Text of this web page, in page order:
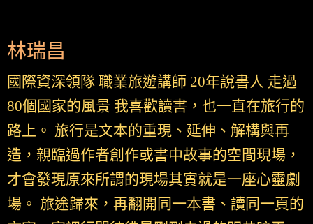
林瑞昌
國際資深領隊 職業旅遊講師 20年說書人 走過
80個國家的風景 我喜歡讀書，也一直在旅行的
路上。 旅行是文本的重現、延伸、解構與再
造，親臨過作者創作或書中故事的空間現場，
才會發現原來所謂的現場其實就是一座心靈劇
場。 旅途歸來，再翻開同一本書、讀同一頁的